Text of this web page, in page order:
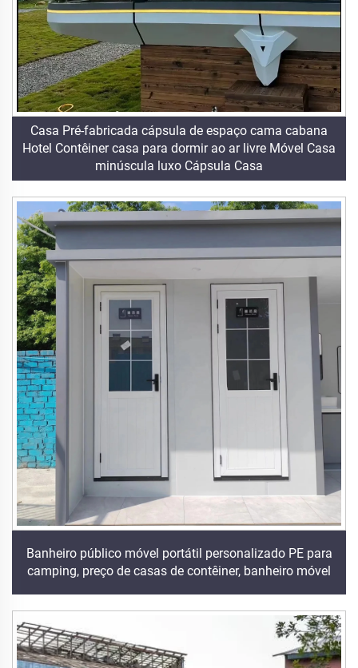
Casa Pré-fabricada cápsula de espaço cama cabana
Hotel Contêiner casa para dormir ao ar livre Móvel Casa
minúscula luxo Cápsula Casa
Banheiro público móvel portátil personalizado PE para
camping, preço de casas de contêiner, banheiro móvel